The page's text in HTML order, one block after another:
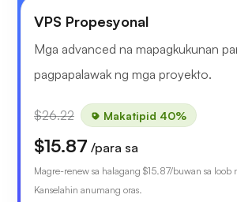
VPS Propesyonal
Mga advanced na mapagkukunan
pagpapalawak ng mga proyekto.
$26.22 Makatipid 40%
$15.87 /para sa
Magre-renew sa halagang $15.87/buwan sa loob
Kanselahin anumang oras.